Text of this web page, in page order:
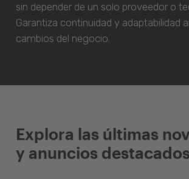
sin depender de un solo proveedor o
Garantiza continuidad y adaptabilidad
cambios del negocio.
Explora las últimas
y anuncios destacados